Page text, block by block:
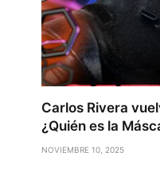
Carlos Rivera
¿Quién es la
NOVIEMBRE 10, 2025